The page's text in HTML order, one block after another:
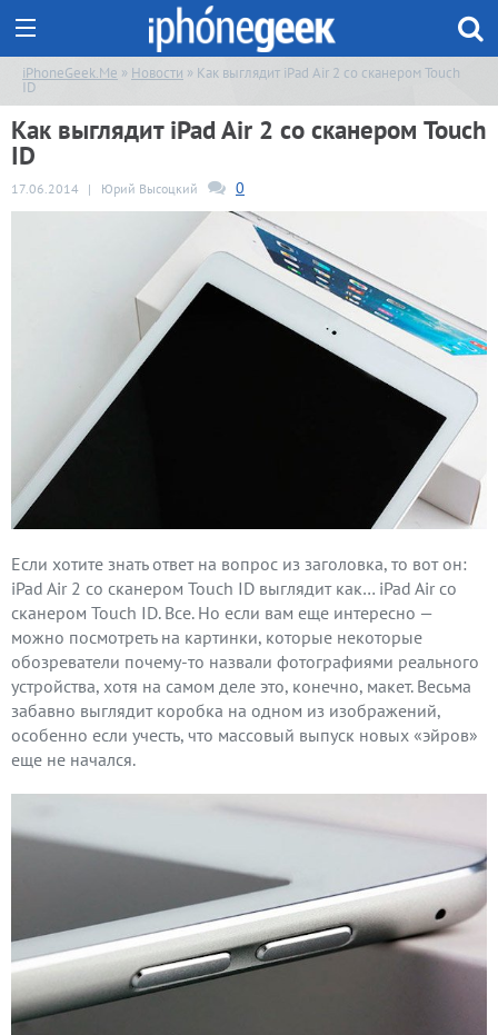
iPhoneGeek.Me » Новости » Как выглядит iPad Air 2 со сканером Touch
ID
Как выглядит iPad Air 2 со сканером Touch
ID
17.06.2014 | Юрий Высоцкий 0
Если хотите знать ответ на вопрос из заголовка, то вот он:
iPad Air 2 со сканером Touch ID выглядит как… iPad Air со
сканером Touch ID. Все. Но если вам еще интересно —
можно посмотреть на картинки, которые некоторые
обозреватели почему-то назвали фотографиями реального
устройства, хотя на самом деле это, конечно, макет. Весьма
забавно выглядит коробка на одном из изображений,
особенно если учесть, что массовый выпуск новых «эйров»
еще не начался.